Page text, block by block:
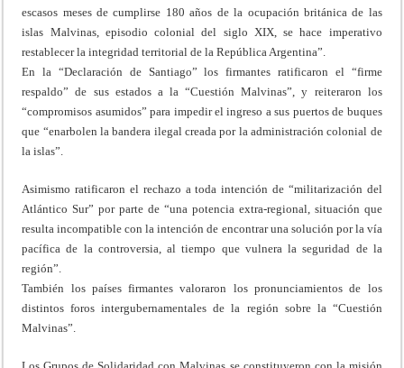
escasos meses de cumplirse 180 años de la ocupación británica de las
islas Malvinas, episodio colonial del siglo XIX, se hace imperativo
restablecer la integridad territorial de la República Argentina”.
En la “Declaración de Santiago” los firmantes ratificaron el “firme
respaldo” de sus estados a la “Cuestión Malvinas”, y reiteraron los
“compromisos asumidos” para impedir el ingreso a sus puertos de buques
que “enarbolen la bandera ilegal creada por la administración colonial de
la islas”.
Asimismo ratificaron el rechazo a toda intención de “militarización del
Atlántico Sur” por parte de “una potencia extra-regional, situación que
resulta incompatible con la intención de encontrar una solución por la vía
pacífica de la controversia, al tiempo que vulnera la seguridad de la
región”.
También los países firmantes valoraron los pronunciamientos de los
distintos foros intergubernamentales de la región sobre la “Cuestión
Malvinas”.